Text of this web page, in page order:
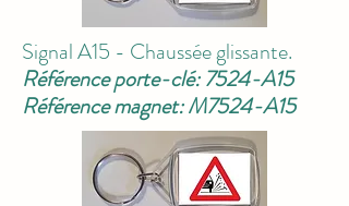
Signal A15 - Chaussée glissante.
Référence porte-clé: 7524-A15
Référence magnet: M7524-A15